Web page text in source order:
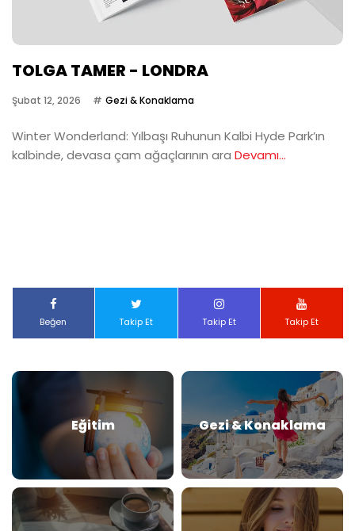
TOLGA TAMER - LONDRA
Şubat 12, 2026 Gezi & Konaklama
Winter Wonderland: Yılbaşı Ruhunun Kalbi Hyde Park’ın
kalbinde, devasa çam ağaçlarının ara Devamı...
Beğen Takip Et Takip Et Takip Et
Eğitim Gezi & Konaklama